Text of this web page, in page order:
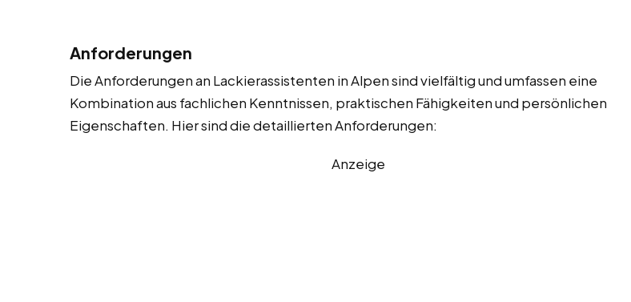
Anforderungen
Die Anforderungen an Lackierassistenten in Alpen sind vielfältig und umfassen eine
Kombination aus fachlichen Kenntnissen, praktischen Fähigkeiten und persönlichen
Eigenschaften. Hier sind die detaillierten Anforderungen:
Anzeige